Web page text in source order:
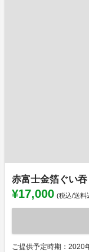
赤富士金箔ぐい吞
¥17,000 (税込/送料
ご提供予定時期：2020